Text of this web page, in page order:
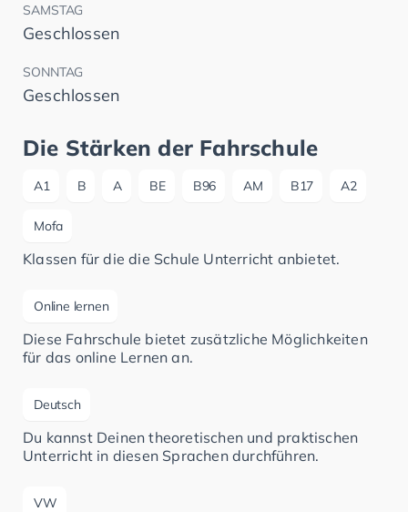
SAMSTAG
Geschlossen
SONNTAG
Geschlossen
Die Stärken der Fahrschule
A1 B A BE B96 AM B17 A2
Mofa
Klassen für die die Schule Unterricht anbietet.
Online lernen
Diese Fahrschule bietet zusätzliche Möglichkeiten
für das online Lernen an.
Deutsch
Du kannst Deinen theoretischen und praktischen
Unterricht in diesen Sprachen durchführen.
VW